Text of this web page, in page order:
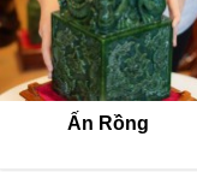
Ấn Rồng